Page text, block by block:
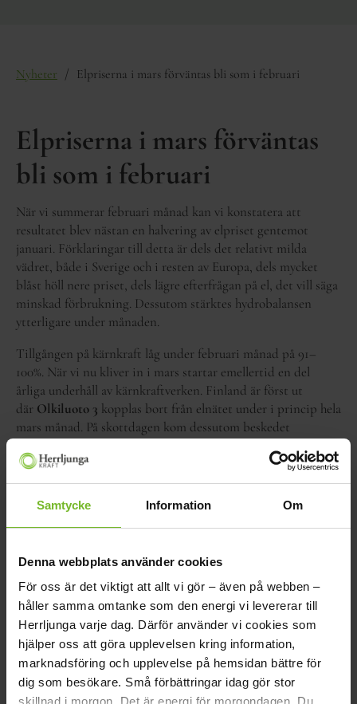
Samtycke Information Om
Denna webbplats använder cookies
För oss är det viktigt att allt vi gör – även på webben –
håller samma omtanke som den energi vi levererar till
Herrljunga varje dag. Därför använder vi cookies som
hjälper oss att göra upplevelsen kring information,
marknadsföring och upplevelse på hemsidan bättre för
dig som besökare. Små förbättringar idag gör stor
skillnad i morgon. Det är energi för morgondagen. Du
Nyheter / Elpriserna i mars förväntas bli som i februari
Elpriserna i mars förväntas
bli som i februari
När vi summerar februari månad kan vi konstatera att
resultatet blev nästan en halvering av elpriset gentemot
januari. Förklaringar till detta är dels det relativt milda
vädret, både i Sverige och i resten av Europa, dels mycket
blåst höll nere priset, dels lägre efterfrågan på el, det vill säga
minskad förbrukning. Dessutom stärktes hydrobalansen
ytterligare under månaden.
Tillgången på kärnkraft låg under februari månad på 91–
100%. När vi nu kliver in i mars startar emellertid en del
årliga underhåll av kärnkraftverken. Finland är först ut
där Olkiluoto 3 kopplas bort från elnätet under i princip hela
mars månad. På skottdagen kom dessutom beskedet
grund av läckage.
hydrologiska balansen, som tidigare nämnts i
månadsrapporterna, stärktes och ligger på normal nivå.
Med rådande förutsättningar, trots lägre
kärnkraftsproduktion under kommande månad, tror
marknaden att priserna kommer hålla sig på en liknande nivå
som snittet för februari månad eller lägre. Självklart kan det
bli stigande priser om det blir en köldknäpp och efterfrågan
på el stiger kraftigt.